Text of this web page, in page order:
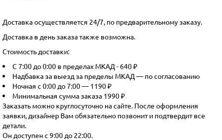
Доставка осуществляется 24/7, по предварительному заказу.
Доставка в день заказа также возможна.
Стоимость доставки:
С 7:00 до 0:00 в пределах МКАД - 640 ₽
Надбавка за выезд за пределы МКАД — по согласованию
Ночная с 0:00 до 7:00 — 1190 ₽
Минимальная сумма заказа 1990 ₽
Заказать можно круглосуточно на сайте. После оформления
заявки, дизайнер Вам обязательно позвонит и подтвердит все
детали.
Он доступен с 9:00 до 22:00.